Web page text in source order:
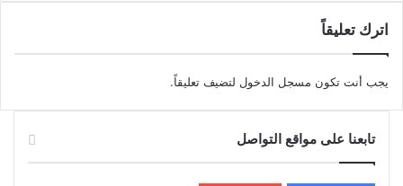
اترك تعليقاً
يجب أنت تكون مسجل الدخول لتضيف تعليقاً.
تابعنا على مواقع التواصل